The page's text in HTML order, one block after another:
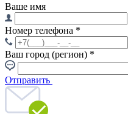
Ваше имя
Номер телефона *
Ваш город (регион) *
Отправить